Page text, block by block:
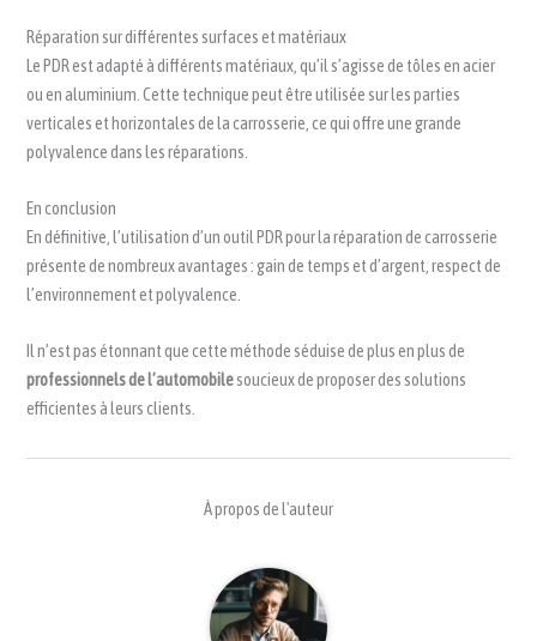
Réparation sur différentes surfaces et matériaux
Le PDR est adapté à différents matériaux, qu’il s’agisse de tôles en acier
ou en aluminium. Cette technique peut être utilisée sur les parties
verticales et horizontales de la carrosserie, ce qui offre une grande
polyvalence dans les réparations.
En conclusion
En définitive, l’utilisation d’un outil PDR pour la réparation de carrosserie
présente de nombreux avantages : gain de temps et d’argent, respect de
l’environnement et polyvalence.
Il n’est pas étonnant que cette méthode séduise de plus en plus de
professionnels de l’automobilesoucieux de proposer des solutions
efficientes à leurs clients.
À propos de l'auteur